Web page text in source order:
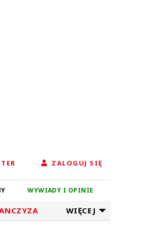
ZALOGUJ SIĘ
WYWIADY I OPINIE
WIĘCEJ